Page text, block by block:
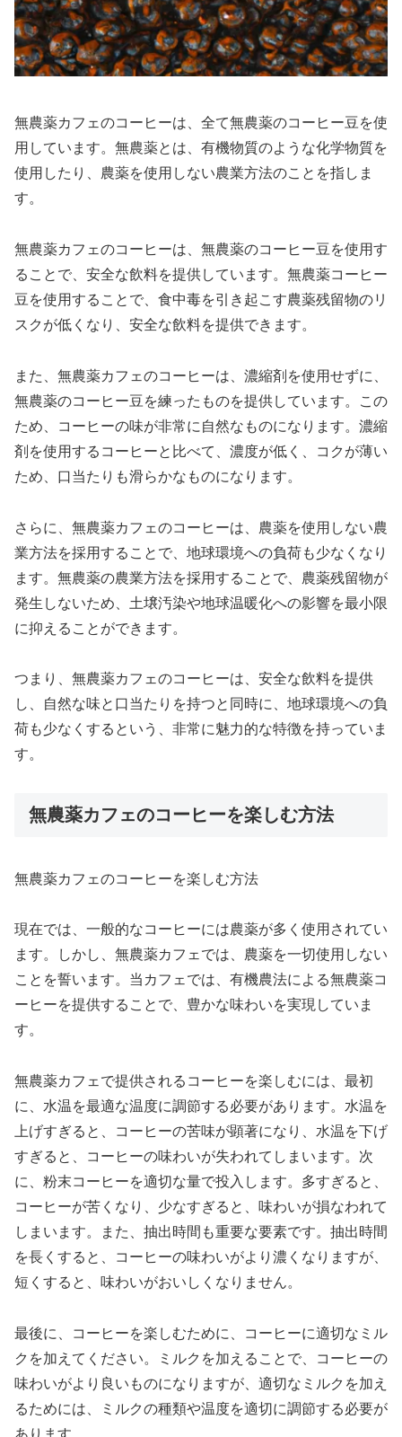
無農薬カフェのコーヒーは、全て無農薬のコーヒー豆を使
用しています。無農薬とは、有機物質のような化学物質を
使用したり、農薬を使用しない農業方法のことを指しま
す。
無農薬カフェのコーヒーは、無農薬のコーヒー豆を使用す
ることで、安全な飲料を提供しています。無農薬コーヒー
豆を使用することで、食中毒を引き起こす農薬残留物のリ
スクが低くなり、安全な飲料を提供できます。
また、無農薬カフェのコーヒーは、濃縮剤を使用せずに、
無農薬のコーヒー豆を練ったものを提供しています。この
ため、コーヒーの味が非常に自然なものになります。濃縮
剤を使用するコーヒーと比べて、濃度が低く、コクが薄い
ため、口当たりも滑らかなものになります。
さらに、無農薬カフェのコーヒーは、農薬を使用しない農
業方法を採用することで、地球環境への負荷も少なくなり
ます。無農薬の農業方法を採用することで、農薬残留物が
発生しないため、土壌汚染や地球温暖化への影響を最小限
に抑えることができます。
つまり、無農薬カフェのコーヒーは、安全な飲料を提供
し、自然な味と口当たりを持つと同時に、地球環境への負
荷も少なくするという、非常に魅力的な特徴を持っていま
す。
無農薬カフェのコーヒーを楽しむ方法
無農薬カフェのコーヒーを楽しむ方法
現在では、一般的なコーヒーには農薬が多く使用されてい
ます。しかし、無農薬カフェでは、農薬を一切使用しない
ことを誓います。当カフェでは、有機農法による無農薬コ
ーヒーを提供することで、豊かな味わいを実現していま
す。
無農薬カフェで提供されるコーヒーを楽しむには、最初
に、水温を最適な温度に調節する必要があります。水温を
上げすぎると、コーヒーの苦味が顕著になり、水温を下げ
すぎると、コーヒーの味わいが失われてしまいます。次
に、粉末コーヒーを適切な量で投入します。多すぎると、
コーヒーが苦くなり、少なすぎると、味わいが損なわれて
しまいます。また、抽出時間も重要な要素です。抽出時間
を長くすると、コーヒーの味わいがより濃くなりますが、
短くすると、味わいがおいしくなりません。
最後に、コーヒーを楽しむために、コーヒーに適切なミル
クを加えてください。ミルクを加えることで、コーヒーの
味わいがより良いものになりますが、適切なミルクを加え
るためには、ミルクの種類や温度を適切に調節する必要が
あります。